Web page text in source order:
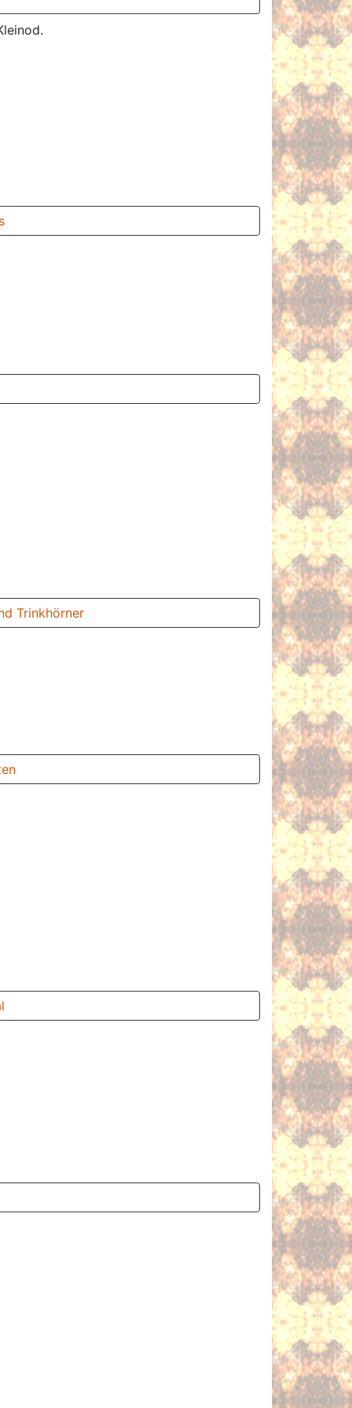
Trinkhörner